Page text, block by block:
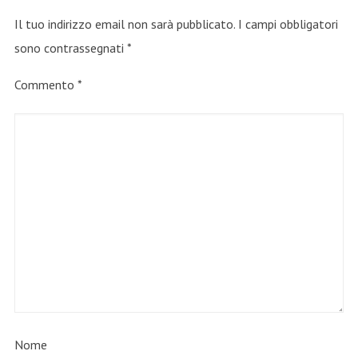
Il tuo indirizzo email non sarà pubblicato. I campi obbligatori
sono contrassegnati *
Commento *
Nome